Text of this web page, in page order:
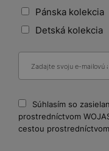
Pánska kolekcia
Detská kolekcia
Súhlasím so
prostredníctvom
cestou